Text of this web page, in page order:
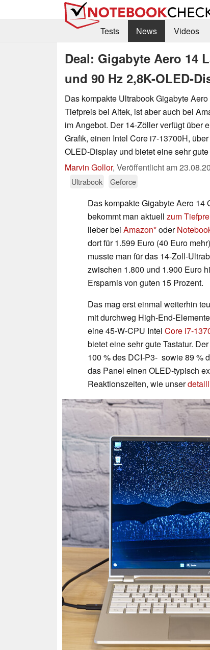
Tests
News Videos
Deal: Gigabyte Aero 14
und 90 Hz 2,8K-OLED-
Das kompakte Ultrabook Gigabyte
Tiefpreis bei Aitek, ist aber auch bei
im Angebot. Der 14-Zöller verfügt über
Grafik, einen Intel Core i7-13700H,
OLED-Display und bietet eine sehr gute
Marvin Gollor, Veröffentlicht am
Ultrabook
Geforce
Das kompakte Gigabyte Aero 14
bekommt man aktuell zum
lieber bei Amazon oder
dort für 1.599 Euro (40 Euro
musste man für das 14-Zoll-
zwischen 1.800 und 1.900 Euro
Ersparnis von guten 15 Prozent.
Das mag erst einmal weiterhin
mit durchweg High-End-
eine 45-W-CPU Intel Core i7-
bietet eine sehr gute Tastatur.
100 % des DCI-P3- sowie 89 %
das Panel einen OLED-typisch
Reaktionszeiten, wie unser